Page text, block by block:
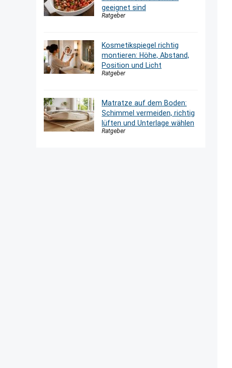
geeignet sind
Ratgeber
Kosmetikspiegel richtig
montieren: Höhe, Abstand,
Position und Licht
Ratgeber
Matratze auf dem Boden:
Schimmel vermeiden, richtig
lüften und Unterlage wählen
Ratgeber